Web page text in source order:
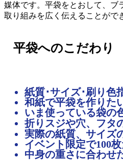
媒体です。平袋をとおして、ブ
取り組みを広く伝えることがで
平袋へのこだわり
紙質･サイズ･刷り色
和紙で平袋を作りた
いま使っている袋の
折りスジや穴、フタ
実際の紙質、サイズ
イベント限定で100
中身の重さに合わせ